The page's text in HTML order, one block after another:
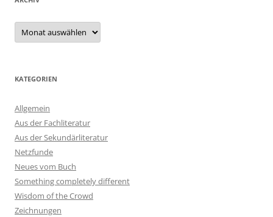
Archiv
KATEGORIEN
Allgemein
Aus der Fachliteratur
Aus der Sekundärliteratur
Netzfunde
Neues vom Buch
Something completely different
Wisdom of the Crowd
Zeichnungen